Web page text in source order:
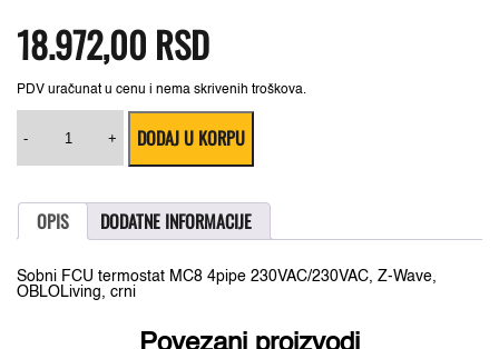
18.972,00 RSD
PDV uračunat u cenu i nema skrivenih troškova.
-
Sobni
termostat
4pipe
230VAC/230VAC,
crni
količina
+ DODAJ U KORPU
OPIS DODATNE INFORMACIJE
Sobni FCU termostat MC8 4pipe 230VAC/230VAC, Z-Wave,
OBLOLiving, crni